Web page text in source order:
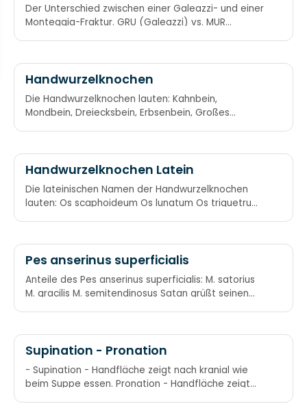
Der Unterschied zwischen einer Galeazzi- und einer
Monteggia-Fraktur. GRU (Galeazzi) vs. MUR
Handwurzelknochen
Die Handwurzelknochen lauten: Kahnbein,
Mondbein, Dreiecksbein, Erbsenbein, Großes
Dreieck- und ums Erbsenbein; Vieleck groß, Vieleck
klein, ein Kopf, der muss am Haken sein.
Handwurzelknochen Latein
Die lateinischen Namen der Handwurzelknochen
lauten: Os scaphoideum Os lunatum Os triquetrum
Pes anserinus superficialis
Anteile des Pes anserinus superficialis: M. satorius
M. gracilis M. semitendinosus Satan grüßt seinen
Supination - Pronation
- Supination - Handfläche zeigt nach kranial wie
beim Suppe essen. Pronation - Handfläche zeigt